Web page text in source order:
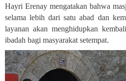
Hayri Erenay mengatakan bahwa
selama lebih dari satu abad dan
layanan akan menghidupkan
ibadah bagi masyarakat setempat.